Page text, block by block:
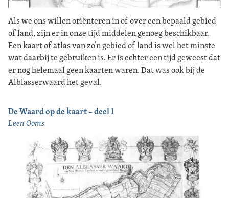
Als we ons willen oriënteren in of over een bepaald gebied
of land, zijn er in onze tijd middelen genoeg beschikbaar.
Een kaart of atlas van zo’n gebied of land is wel het minste
wat daarbij te gebruiken is. Er is echter een tijd geweest dat
er nog helemaal geen kaarten waren. Dat was ook bij de
Alblasserwaard het geval.
De Waard op de kaart – deel 1
Leen Ooms